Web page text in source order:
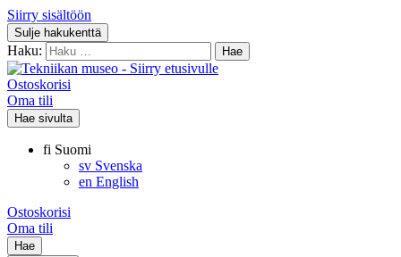
Siirry sisältöön
Sulje hakukenttä
Haku:
Ostoskorisi
Oma tili
Hae sivulta
fi Suomi
sv Svenska
en English
Ostoskorisi
Oma tili
Hae